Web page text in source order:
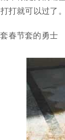
打就可以过了
春节套的勇士